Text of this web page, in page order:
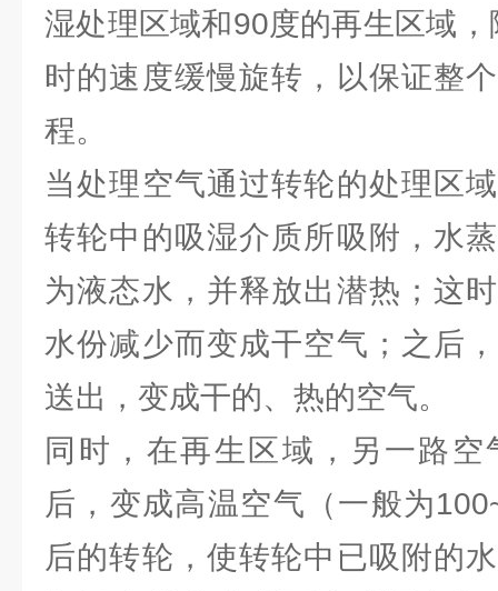
湿处理区域和90度的再生区域
时的速度缓慢旋转，以保证整
程。
当处理空气通过转轮的处理区
转轮中的吸湿介质所吸附，水
为液态水，并释放出潜热；这
水份减少而变成干空气；之后
送出，变成干的、热的空气。
同时，在再生区域，另一路
后，变成高温空气（一般为
后的转轮，使转轮中已吸附的